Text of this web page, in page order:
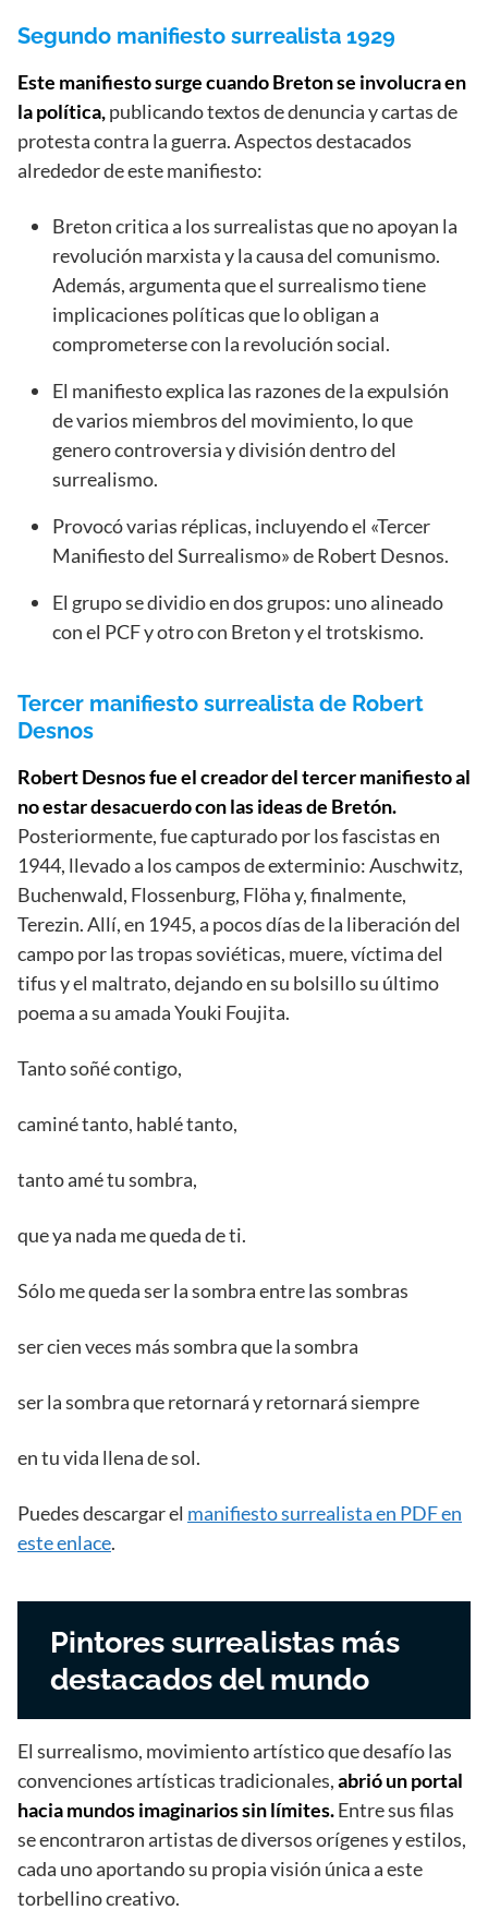
Segundo manifiesto surrealista 1929
Este manifiesto surge cuando Breton se involucra en
la política,publicando textos de denuncia y cartas de
protesta contra la guerra. Aspectos destacados
alrededor de este manifiesto:
Breton critica a los surrealistas que no apoyan la
revolución marxista y la causa del comunismo.
Además, argumenta que el surrealismo tiene
implicaciones políticas que lo obligan a
comprometerse con la revolución social.
El manifiesto explica las razones de la expulsión
de varios miembros del movimiento, lo que
genero controversia y división dentro del
surrealismo.
Provocó varias réplicas, incluyendo el «Tercer
Manifiesto del Surrealismo» de Robert Desnos.
El grupo se dividio en dos grupos: uno alineado
con el PCF y otro con Breton y el trotskismo.
Tercer manifiesto surrealista de Robert
Desnos
Robert Desnos fue el creador del tercer manifiesto al
no estar desacuerdo con las ideas de Bretón.
Posteriormente, fue capturado por los fascistas en
1944, llevado a los campos de exterminio: Auschwitz,
Buchenwald, Flossenburg, Flöha y, finalmente,
Terezin. Allí, en 1945, a pocos días de la liberación del
campo por las tropas soviéticas, muere, víctima del
tifus y el maltrato, dejando en su bolsillo su último
poema a su amada Youki Foujita.
Tanto soñé contigo,
caminé tanto, hablé tanto,
tanto amé tu sombra,
que ya nada me queda de ti.
Sólo me queda ser la sombra entre las sombras
ser cien veces más sombra que la sombra
ser la sombra que retornará y retornará siempre
en tu vida llena de sol.
Puedes descargar el manifiesto surrealista en PDF en
este enlace.
Pintores surrealistas más
destacados del mundo
El surrealismo, movimiento artístico que desafío las
convenciones artísticas tradicionales,abrió un portal
hacia mundos imaginarios sin límites.Entre sus filas
se encontraron artistas de diversos orígenes y estilos,
cada uno aportando su propia visión única a este
torbellino creativo.